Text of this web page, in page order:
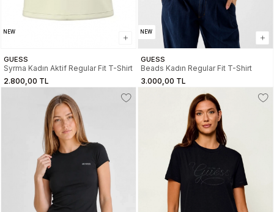
NEW
GUESS
Syrma Kadın Aktif Regular Fit T-Shirt
2.800,00 TL
NEW
GUESS
Beads Kadın Regular Fit T-Shirt
3.000,00 TL